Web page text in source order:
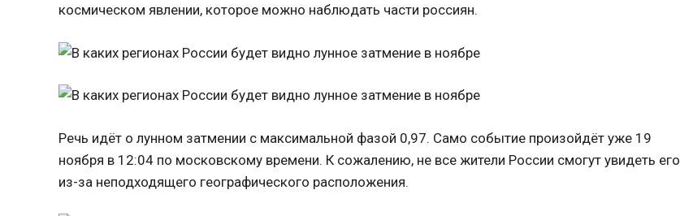
космическом явлении, которое можно наблюдать части россиян.
Речь идёт о лунном затмении с максимальной фазой 0,97. Само событие произойдёт уже 19
ноября в 12:04 по московскому времени. К сожалению, не все жители России смогут увидеть его
из-за неподходящего географического расположения.